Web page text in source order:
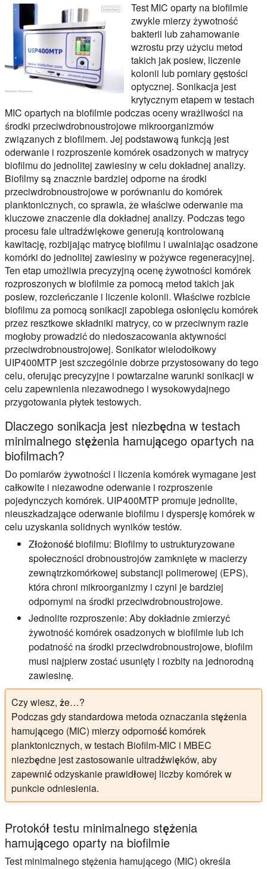
Test MIC oparty na biofilmie
zwykle mierzy żywotność
bakterii lub zahamowanie
wzrostu przy użyciu metod
takich jak posiew, liczenie
kolonii lub pomiary gęstości
optycznej. Sonikacja jest
krytycznym etapem w testach
MIC opartych na biofilmie podczas oceny wrażliwości na
środki przeciwdrobnoustrojowe mikroorganizmów
związanych z biofilmem. Jej podstawową funkcją jest
oderwanie i rozproszenie komórek osadzonych w matrycy
biofilmu do jednolitej zawiesiny w celu dokładnej analizy.
Biofilmy są znacznie bardziej odporne na środki
przeciwdrobnoustrojowe w porównaniu do komórek
planktonicznych, co sprawia, że właściwe oderwanie ma
kluczowe znaczenie dla dokładnej analizy. Podczas tego
procesu fale ultradźwiękowe generują kontrolowaną
kawitację, rozbijając matrycę biofilmu i uwalniając osadzone
komórki do jednolitej zawiesiny w pożywce regeneracyjnej.
Ten etap umożliwia precyzyjną ocenę żywotności komórek
rozproszonych w biofilmie za pomocą metod takich jak
posiew, rozcieńczanie i liczenie kolonii. Właściwe rozbicie
biofilmu za pomocą sonikacji zapobiega osłonięciu komórek
przez resztkowe składniki matrycy, co w przeciwnym razie
mogłoby prowadzić do niedoszacowania aktywności
przeciwdrobnoustrojowej. Sonikator wielodołkowy
UIP400MTP jest szczególnie dobrze przystosowany do tego
celu, oferując precyzyjne i powtarzalne warunki sonikacji w
celu zapewnienia niezawodnego i wysokowydajnego
przygotowania płytek testowych.
Dlaczego sonikacja jest niezbędna w testach
minimalnego stężenia hamującego opartych na
biofilmach?
Do pomiarów żywotności i liczenia komórek wymagane jest
całkowite i niezawodne oderwanie i rozproszenie
pojedynczych komórek. UIP400MTP promuje jednolite,
nieuszkadzające oderwanie biofilmu i dyspersję komórek w
celu uzyskania solidnych wyników testów.
Złożoność biofilmu: Biofilmy to ustrukturyzowane
społeczności drobnoustrojów zamknięte w macierzy
zewnątrzkomórkowej substancji polimerowej (EPS),
która chroni mikroorganizmy i czyni je bardziej
odpornymi na środki przeciwdrobnoustrojowe.
Jednolite rozproszenie: Aby dokładnie zmierzyć
żywotność komórek osadzonych w biofilmie lub ich
podatność na środki przeciwdrobnoustrojowe, biofilm
musi najpierw zostać usunięty i rozbity na jednorodną
zawiesinę.
Czy wiesz, że…?
Podczas gdy standardowa metoda oznaczania stężenia
hamującego (MIC) mierzy odporność komórek
planktonicznych, w testach Biofilm-MIC i MBEC
niezbędne jest zastosowanie ultradźwięków, aby
zapewnić odzyskanie prawidłowej liczby komórek w
punkcie odniesienia.
Protokół testu minimalnego stężenia
hamującego oparty na biofilmie
Test minimalnego stężenia hamującego (MIC) określa